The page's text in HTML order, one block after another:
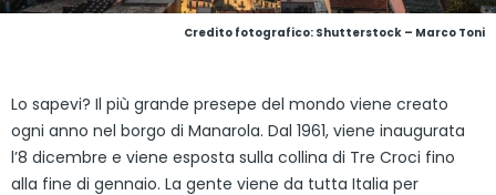
Credito fotografico: Shutterstock – Marco Toni
Lo sapevi? Il più grande presepe del mondo viene creato
ogni anno nel borgo di Manarola. Dal 1961, viene inaugurata
l’8 dicembre e viene esposta sulla collina di Tre Croci fino
alla fine di gennaio. La gente viene da tutta Italia per